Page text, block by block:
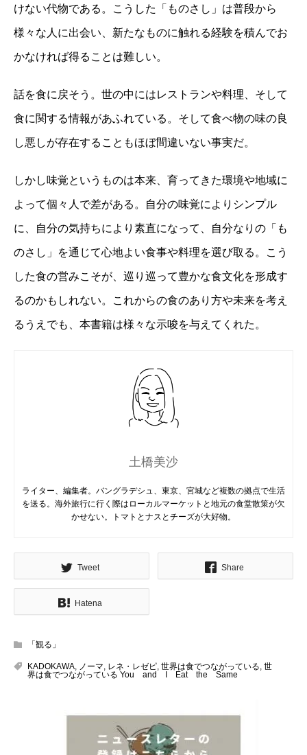
けない代物である。こうした「ものさし」は普段から
様々な人に出会い、新たなものに触れる経験を積んでお
かなければ得ることは難しい。
話を食に戻そう。世の中にはレストランや料理、そして
食に関する情報があふれている。そして食べ物の味の良
し悪しが存在することもほぼ間違いない事実だ。
しかし味覚というものは本来、育ってきた環境や地域に
よって個々人で差がある。自分の味覚によりシンプル
に、自分の気持ちにより素直になって、自分なりの「も
のさし」を通じて心地よい食事や料理を選び取る。こう
した食の営みこそが、巡り巡って豊かな食文化を形成す
るのかもしれない。これからの食のあり方や未来を考え
るうえでも、本書籍は様々な示唆を与えてくれた。
土橋美沙
ライター、編集者。バングラデシュ、東京、宮城など複数の拠点で生活
を送る。海外旅行に行く際はローカルマーケットと地元の食堂散策が欠
かせない。トマトとナスとチーズが大好物。
Tweet Share
Hatena
「観る」
KADOKAWA, ノーマ, レネ・レゼピ, 世界は食でつながっている, 世
界は食でつながっている You and I Eat the Same